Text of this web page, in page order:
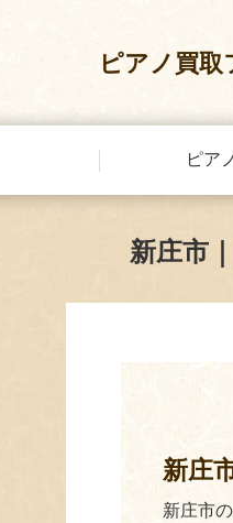
ピアノ買
ピア
新庄市
新庄
新庄市